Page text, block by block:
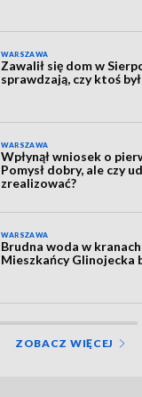
WARSZAWA
Zawalił się dom w
sprawdzają, czy ktoś
WARSZAWA
Wpłynął wniosek o
Pomysł dobry, ale czy
zrealizować?
WARSZAWA
Brudna woda w
Mieszkańcy Glinojecka
ZOBACZ WIĘCEJ